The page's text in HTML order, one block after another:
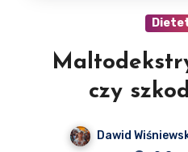
czy
Dawid